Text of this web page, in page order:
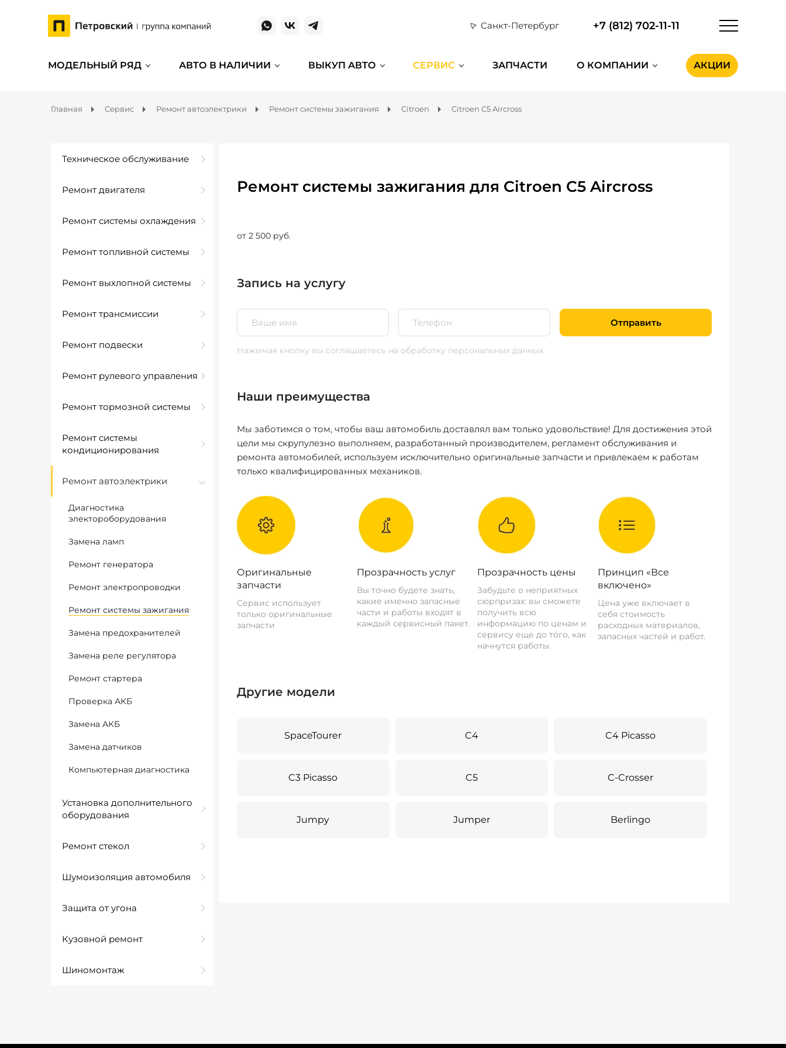
Санкт-Петербург +7 (812) 702-11-11
МОДЕЛЬНЫЙ РЯД АВТО В НАЛИЧИИ ВЫКУП АВТО СЕРВИС ЗАПЧАСТИ О КОМПАНИИ АКЦИИ
Главная Сервис Ремонт автоэлектрики Ремонт системы зажигания Citroen Citroen C5 Aircross
Техническое обслуживание
Ремонт двигателя
Ремонт системы охлаждения
Ремонт топливной системы
Ремонт выхлопной системы
Ремонт трансмиссии
Ремонт подвески
Ремонт рулевого управления
Ремонт тормозной системы
Ремонт системы
кондиционирования
Ремонт автоэлектрики
Диагностика
электороборудования
Замена ламп
Ремонт генератора
Ремонт электропроводки
Ремонт системы зажигания
Замена предохранителей
Замена реле регулятора
Ремонт стартера
Проверка АКБ
Замена АКБ
Замена датчиков
Компьютерная диагностика
Установка дополнительного
оборудования
Ремонт стекол
Шумоизоляция автомобиля
Защита от угона
Кузовной ремонт
Шиномонтаж
Ремонт системы зажигания для Citroen C5 Aircross
от 2 500 руб.
Запись на услугу
Отправить
Нажимая кнопку вы соглашаетесь на обработку персональных данных
Наши преимущества
Мы заботимся о том, чтобы ваш автомобиль доставлял вам только удовольствие! Для достижения этой
цели мы скрупулезно выполняем, разработанный производителем, регламент обслуживания и
ремонта автомобилей, используем исключительно оригинальные запчасти и привлекаем к работам
только квалифицированных механиков.
Оригинальные
запчасти
Сервис использует
только оригинальные
запчасти
Прозрачность услуг
Вы точно будете знать,
какие именно запасные
части и работы входят в
каждый сервисный пакет.
Прозрачность цены
Забудьте о неприятных
сюрпризах: вы сможете
получить всю
информацию по ценам и
сервису еще до того, как
начнутся работы.
Принцип «Все
включено»
Цена уже включает в
себя стоимость
расходных материалов,
запасных частей и работ.
Другие модели
SpaceTourer C4 C4 Picasso
C3 Picasso C5 C-Crosser
Jumpy Jumper Berlingo